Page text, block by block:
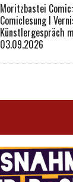
Moritzbastei
Comiclesung I
Künstlergespräch
03.09.2026